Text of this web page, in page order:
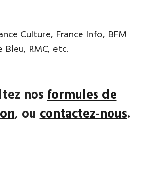
Culture, France Info, BFM
Bleu, RMC, etc.
nosformules de
, oucontactez-nous.